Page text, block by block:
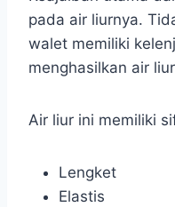
pada air liurnya.
walet memiliki
menghasilkan air
Air liur ini memiliki
Lengket
Elastis